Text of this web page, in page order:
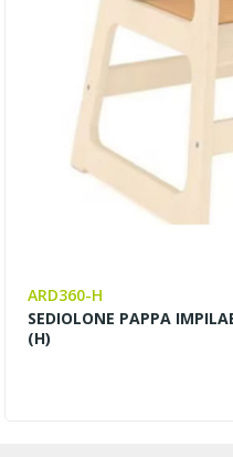
ARD360-H
SEDIOLONE PAPPA
(H)